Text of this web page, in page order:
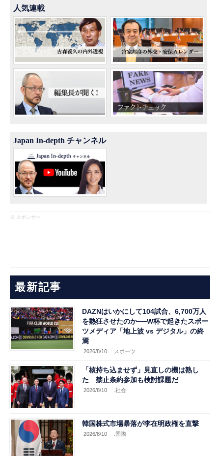
人気連載
Japan In-depth チャンネル
※ スポンサー
最新記事
DAZNはいかにして104試合、6,700万人
を熱狂させたのか──W杯で起きたスポー
ツメディア「地上波 vs デジタル」の終
焉
2026/8/10 スポーツ
「核持ち込ませず」見直しの機は熟し
た 禁止条約参加も検討課題だ
2026/8/10 .社会
韓国株式市場暴落が李在明政権を直撃
2026/8/10 .国際